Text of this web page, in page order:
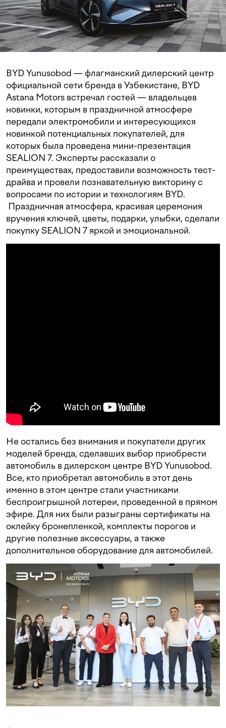
BYD Yunusobod — флагманский дилерский центр
официальной сети бренда в Узбекистане, BYD
Astana Motors встречал гостей — владельцев
новинки, которым в праздничной атмосфере
передали электромобили и интересующихся
новинкой потенциальных покупателей, для
которых была проведена мини-презентация
SEALION 7. Эксперты рассказали о
преимуществах, предоставили возможность тест-
драйва и провели познавательную викторину с
вопросами по истории и технологиям BYD.
Праздничная атмосфера, красивая церемония
вручения ключей, цветы, подарки, улыбки, сделали
покупку SEALION 7 яркой и эмоциональной.
Не остались без внимания и покупатели других
моделей бренда, сделавших выбор приобрести
автомобиль в дилерском центре BYD Yunusobod.
Все, кто приобретал автомобиль в этот день
именно в этом центре стали участниками
беспроигрышной лотереи, проведенной в прямом
эфире. Для них были разыграны сертификаты на
оклейку бронепленкой, комплекты порогов и
другие полезные аксессуары, а также
дополнительное оборудование для автомобилей.